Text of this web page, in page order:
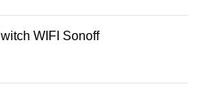
WIFI Sonoff